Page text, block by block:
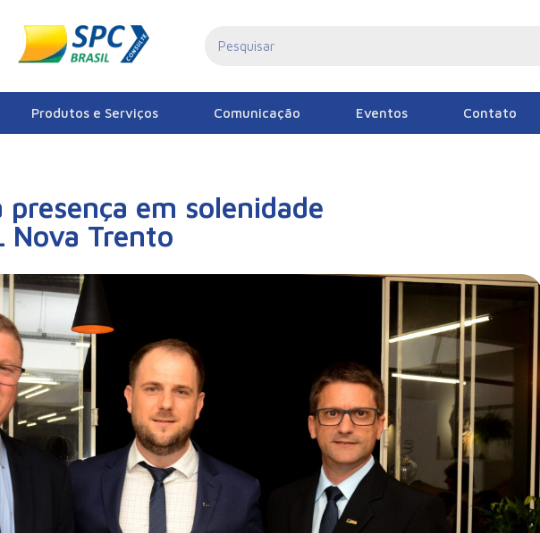
Produtos e Serviços Comunicação Eventos Contato
em solenidade
Nova Trento